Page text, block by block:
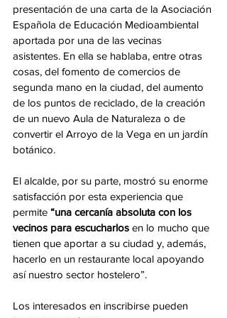
presentación de una carta de la Asociación
Española de Educación Medioambiental
aportada por una de las vecinas
asistentes. En ella se hablaba, entre otras
cosas, del fomento de comercios de
segunda mano en la ciudad, del aumento
de los puntos de reciclado, de la creación
de un nuevo Aula de Naturaleza o de
convertir el Arroyo de la Vega en un jardín
botánico.
El alcalde, por su parte, mostró su enorme
satisfacción por esta experiencia que
permite “una cercanía absoluta con los
vecinos para escucharlos en lo mucho que
tienen que aportar a su ciudad y, además,
hacerlo en un restaurante local apoyando
así nuestro sector hostelero”.
Los interesados en inscribirse pueden